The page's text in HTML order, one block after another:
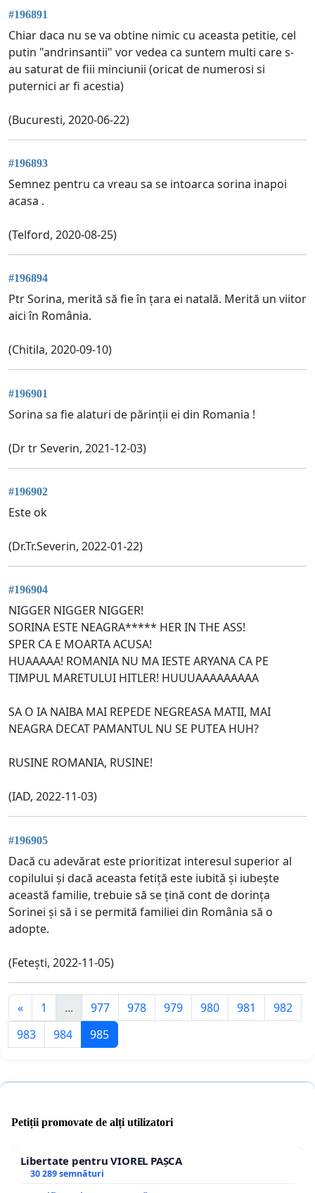
#196891
Chiar daca nu se va obtine nimic cu aceasta petitie, cel
putin "andrinsantii" vor vedea ca suntem multi care s-
au saturat de fiii minciunii (oricat de numerosi si
puternici ar fi acestia)
(Bucuresti, 2020-06-22)
#196893
Semnez pentru ca vreau sa se intoarca sorina inapoi
acasa .
(Telford, 2020-08-25)
#196894
Ptr Sorina, merită să fie în țara ei natală. Merită un viitor
aici în România.
(Chitila, 2020-09-10)
#196901
Sorina sa fie alaturi de părinții ei din Romania !
(Dr tr Severin, 2021-12-03)
#196902
Este ok
(Dr.Tr.Severin, 2022-01-22)
#196904
NIGGER NIGGER NIGGER!
SORINA ESTE NEAGRA***** HER IN THE ASS!
SPER CA E MOARTA ACUSA!
HUAAAAA! ROMANIA NU MA IESTE ARYANA CA PE
TIMPUL MARETULUI HITLER! HUUUAAAAAAAAA
SA O IA NAIBA MAI REPEDE NEGREASA MATII, MAI
NEAGRA DECAT PAMANTUL NU SE PUTEA HUH?
RUSINE ROMANIA, RUSINE!
(IAD, 2022-11-03)
#196905
Dacă cu adevărat este prioritizat interesul superior al
copilului și dacă aceasta fetiță este iubită și iubește
această familie, trebuie să se țină cont de dorința
Sorinei și să i se permită familiei din România să o
adopte.
(Fetești, 2022-11-05)
« 1 ... 977 978 979 980 981
982
983
984 985
Petiții promovate de alți utilizatori
Libertate pentru VIOREL PAȘCA
30 289 semnături